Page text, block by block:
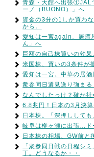
青森・大館へ出張①JAL
ーノ（BUONO）」へ
資金の3分の1しか買わ
から。
愛知は一宮again、居酒
ん」へ
巨額の自己株買いの効
米国株、買いの3条件が
愛知は一宮。中華の居
衆参同日選見送り強ま
なんでしたっけ？確か
6.8兆円！日本の3月決
日本株。「深押しして
岐阜は柳ヶ瀬に出張…ド
日本株の相場、GW前と
「衆参同日戦の日程シ
丁。どうなるか・・